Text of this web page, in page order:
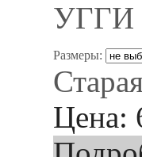
УГГИ
Размеры:
Цена: